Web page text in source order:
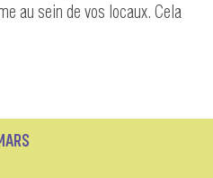
au sein de vos locaux. Cela